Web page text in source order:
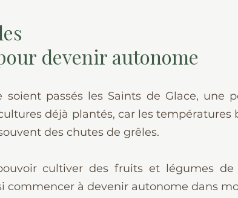
devenir autonome
soient passés les Saints de Glace, une
déjà plantés, car les
des chutes de grêles.
cultiver des fruits et légumes de
commencer à devenir autonome dans